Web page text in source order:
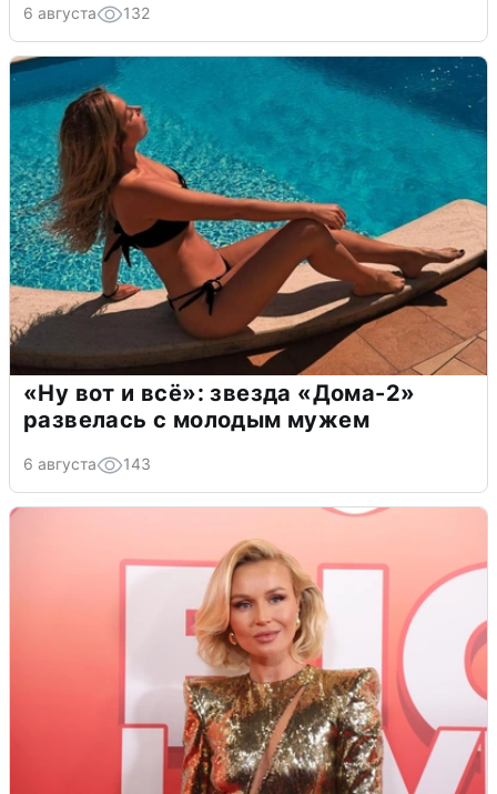
6 августа 132
«Ну вот и всё»: звезда «Дома-2»
развелась с молодым мужем
6 августа 143